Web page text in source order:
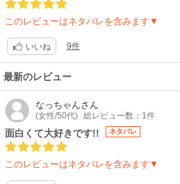
このレビューはネタバレを含みます▼
いいね 9件
最新のレビュー
なっちゃんさん
(女性/50代) 総レビュー数：1件
面白くて大好きです!! ネタバレ
このレビューはネタバレを含みます▼